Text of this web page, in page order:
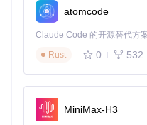
下的批处理工具，将标准
保所有终端显示效果一致。
高DPI屏幕适配优化
体大小联动调节"功能解决
的最佳字体尺寸，避免单纯
特殊场景字体定制方案
atomcode
Rust
0 532
MiniMax-H3